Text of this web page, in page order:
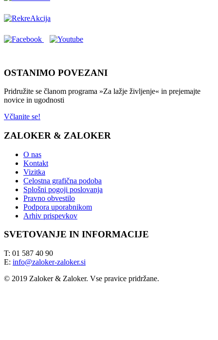
OSTANIMO POVEZANI
Pridružite se članom programa »Za lažje življenje« in prejemajte
novice in ugodnosti
Včlanite se!
ZALOKER & ZALOKER
O nas
Kontakt
Vizitka
Celostna grafična podoba
Splošni pogoji poslovanja
Pravno obvestilo
Podpora uporabnikom
Arhiv prispevkov
SVETOVANJE IN INFORMACIJE
T: 01 587 40 90
E: info@zaloker-zaloker.si
© 2019 Zaloker & Zaloker. Vse pravice pridržane.